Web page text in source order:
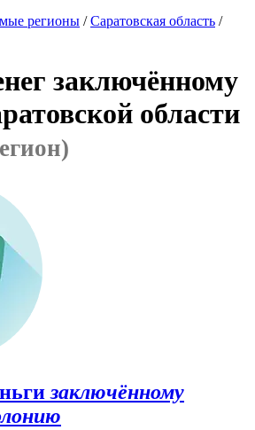
регионы /Саратовская область /
заключённому
области
заключённому